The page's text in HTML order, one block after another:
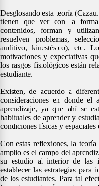
Desglosando esta teoría
tienen que ver con la forma
contenidos, forman y
resuelven problemas,
auditivo, kinestésico), etc.
motivaciones y expectativas
los rasgos fisiológicos están
estudiante.
Existen, de acuerdo a
consideraciones en donde el
aprendizaje, ya que ahí se
habituales de aprender y
condiciones físicas y espaciales
Con estas reflexiones, la
amplio es el campo del
su estudio al interior de las
establecer las estrategias para
de los estudiantes. Para tal